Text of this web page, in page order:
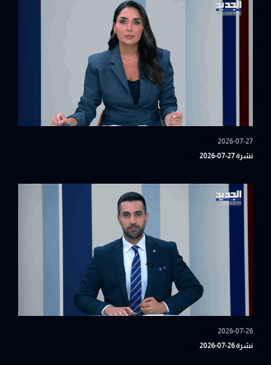
2026-07-27
نشرة 27-07-2026
2026-07-26
نشرة 26-07-2026